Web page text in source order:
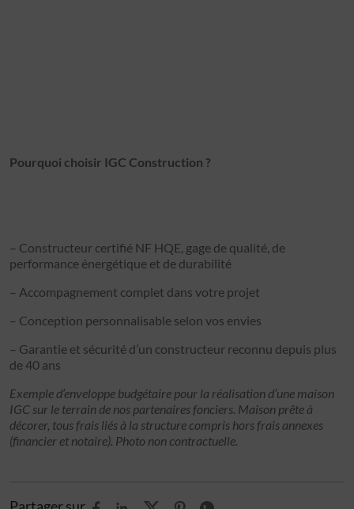
Pourquoi choisir IGC Construction ?
– Constructeur certifié NF HQE, gage de qualité, de
performance énergétique et de durabilité
– Accompagnement complet dans votre projet
– Conception personnalisable selon vos envies
– Garantie et sécurité d’un constructeur reconnu depuis plus
de 40 ans
Exemple d’enveloppe budgétaire pour la réalisation d’une maison
IGC sur le terrain de nos partenaires fonciers. Maison prête à
décorer, tous frais liés à la structure compris hors frais annexes
(financier et notaire). Photo non contractuelle.